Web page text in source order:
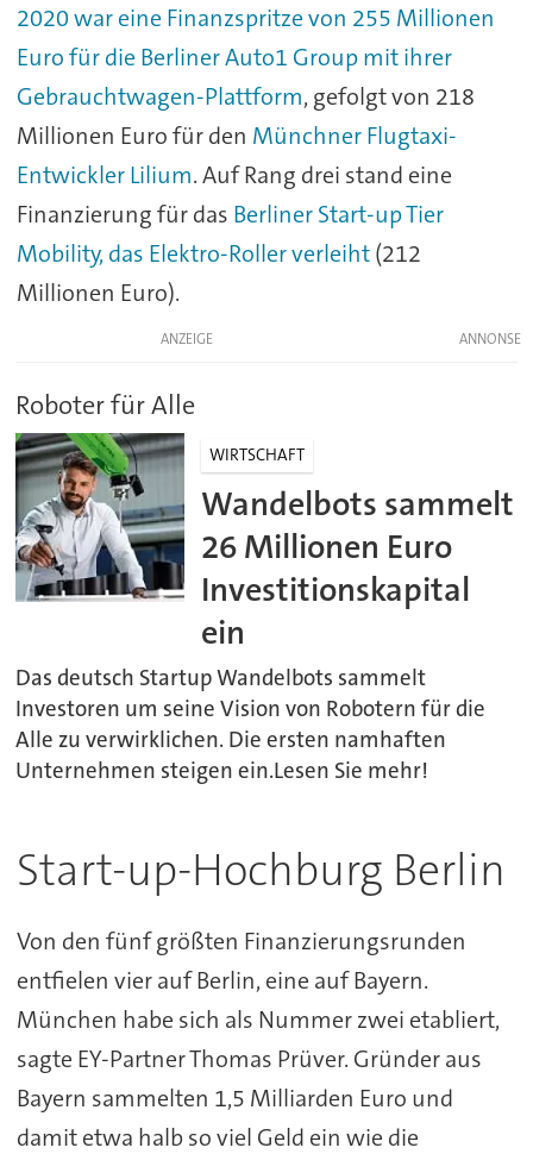
2020 war eine Finanzspritze von 255 Millionen
Euro für die Berliner Auto1 Group mit ihrer
Gebrauchtwagen-Plattform, gefolgt von 218
Millionen Euro für den Münchner Flugtaxi-
Entwickler Lilium. Auf Rang drei stand eine
Finanzierung für das Berliner Start-up Tier
Mobility, das Elektro-Roller verleiht(212
Millionen Euro).
ANZEIGE
Roboter für Alle
WIRTSCHAFT
Wandelbots sammelt
26 Millionen Euro
Investitionskapital
ein
Das deutsch Startup Wandelbots sammelt
Investoren um seine Vision von Robotern für die
Alle zu verwirklichen. Die ersten namhaften
Unternehmen steigen ein.Lesen Sie mehr!
Start-up-Hochburg Berlin
Von den fünf größten Finanzierungsrunden
entfielen vier auf Berlin, eine auf Bayern.
München habe sich als Nummer zwei etabliert,
sagte EY-Partner Thomas Prüver. Gründer aus
Bayern sammelten 1,5 Milliarden Euro und
damit etwa halb so viel Geld ein wie die